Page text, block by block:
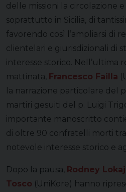
delle missioni la circolazione e
soprattutto in Sicilia, di
favorendo così l’ampliarsi di
clientelari e giurisdizionali di
interesse storico. Nell’ultima
mattinata, Francesco Failla
la narrazione particolare del
martiri gesuiti del p. Luigi
importante manoscritto
di oltre 90 confratelli morti tra
notevole interesse storico e
Dopo la pausa, Rodney Lokaj
Tosco (U niKore) hanno